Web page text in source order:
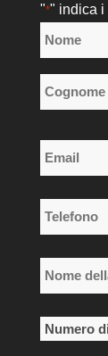
"*" indica i
Nome
*
Email
*
Telefono
*
Nome
della
società
*
Numero